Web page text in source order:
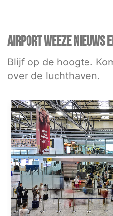
AIRPORT WEEZE NIEUWS
Blijf op de hoogte.
over de luchthaven.